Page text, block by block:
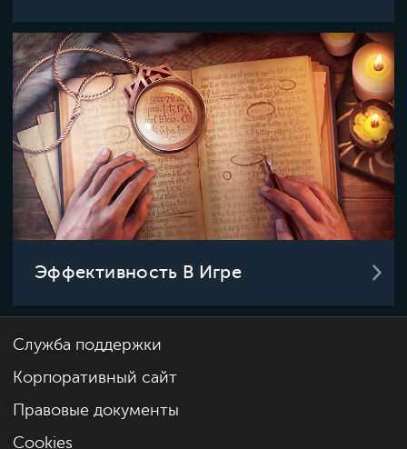
Эффективность В Игре
Служба поддержки
Корпоративный сайт
Правовые документы
Cookies